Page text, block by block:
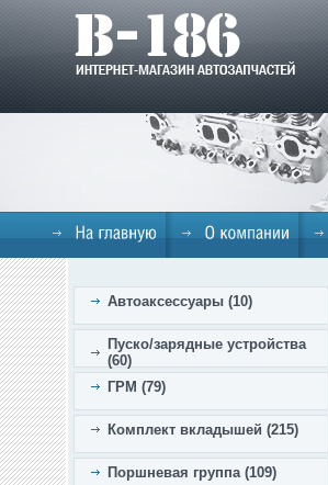
Автоаксессуары (10)
Пуско/зарядные устройства
(60)
ГРМ (79)
Комплект вкладышей (215)
Поршневая группа (109)